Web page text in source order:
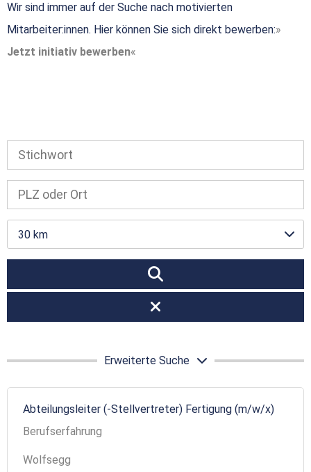
Wir sind immer auf der Suche nach motivierten
Mitarbeiter:innen. Hier können Sie sich direkt bewerben:
Jetzt initiativ bewerben
30 km
Erweiterte Suche
Abteilungsleiter (-Stellvertreter) Fertigung (m/w/x)
Berufserfahrung
Wolfsegg